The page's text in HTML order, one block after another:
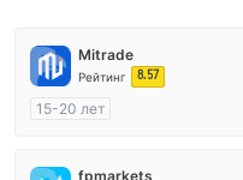
Mitrade
Рейтинг 8.57
15-20 лет
Маркет-Мейкинг (MM)
fpmarkets